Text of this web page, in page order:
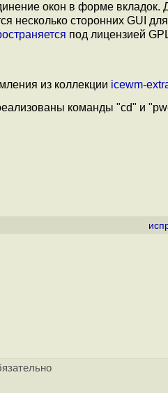
окон в форме вкладок.
несколько сторонних GUI
под лицензией
из коллекции icewm-
команды "cd" и